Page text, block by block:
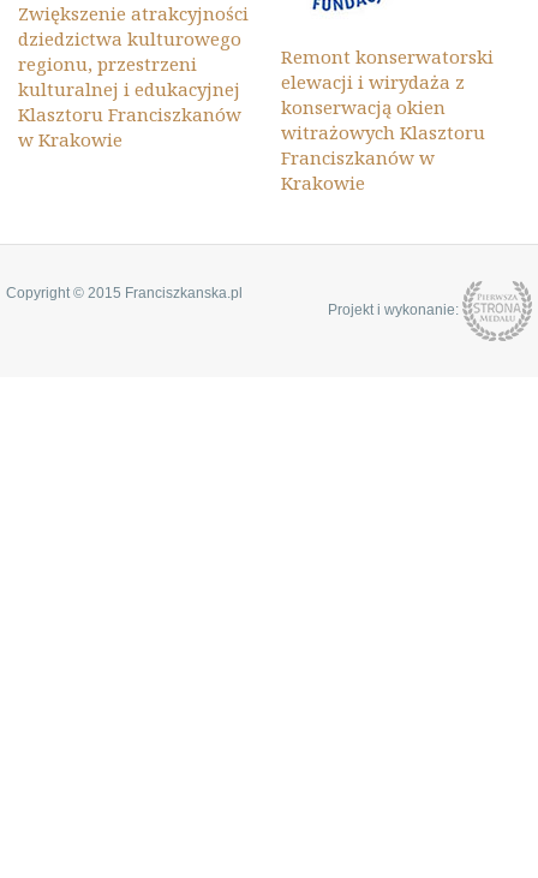
Zwiększenie atrakcyjności
dziedzictwa kulturowego
regionu, przestrzeni
kulturalnej i edukacyjnej
Klasztoru Franciszkanów
w Krakowie
Remont konserwatorski
elewacji i wirydaża z
konserwacją okien
witrażowych Klasztoru
Franciszkanów w
Krakowie
Copyright © 2015 Franciszkanska.pl
Projekt i wykonanie: